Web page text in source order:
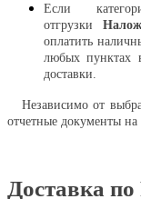
Если
отгрузки
оплатить
любых пунктах
доставки.
Независимо от
отчетные документы на
Доставка по